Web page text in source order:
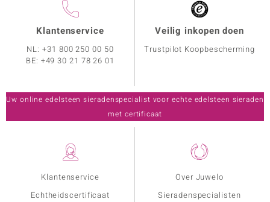
Klantenservice
Echtheidscertificaat
Over Juwelo
Sieradenspecialisten
Klantenservice
NL:+31 800 250 00 50
BE: +49 30 21 78 26 01
Veilig inkopen doen
Trustpilot Koopbescherming
Uw online edelsteen sieradenspecialist voor echte edelsteen sieraden
met certificaat